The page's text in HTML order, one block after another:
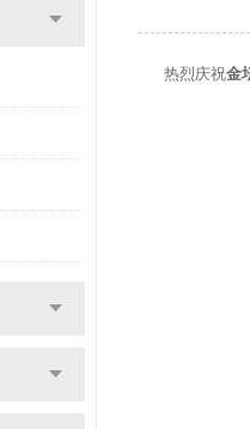
热烈庆祝金